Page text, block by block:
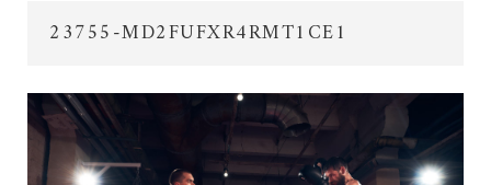
23755-MD2FUFXR4RMT1CE1